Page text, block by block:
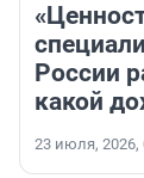
России
какой
23 июля, 2026,